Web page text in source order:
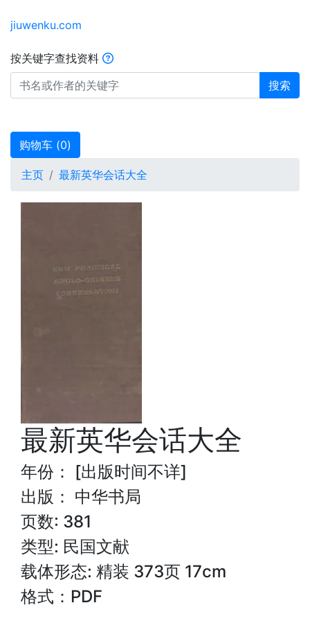
jiuwenku.com
按关键字查找资料
搜索
购物车 (0)
主页 最新英华会话大全
最新英华会话大全
年份： [出版时间不详]
出版： 中华书局
页数: 381
类型: 民国文献
载体形态: 精装 373页 17cm
格式：PDF